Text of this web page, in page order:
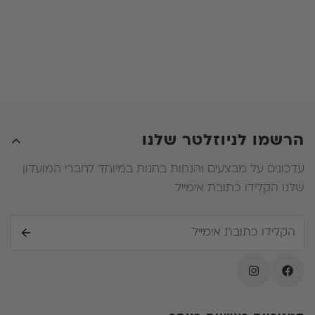
הרשמו לניוזלטר שלנו
עדכונים על מבצעים והנחות בחנות במיוחד לחברי המועדון
שלנו הקלידו כתובת אימייל